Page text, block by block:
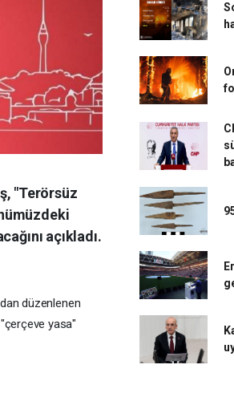
"Terörsüz
açıkladı.
düzenlenen
yasa"